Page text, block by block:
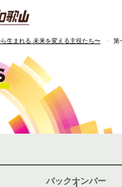
生まれる 未来を変える主役たち〜 第
バックナンバー